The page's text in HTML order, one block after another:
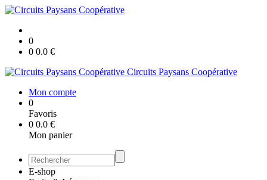
0
0 0.0 €
Circuits Paysans Coopérative
Mon compte
0
Favoris
0 0.0 €
Mon panier
E-shop